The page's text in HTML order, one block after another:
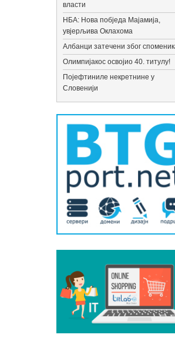
власти
НБА: Нова побједа Мајамија,
увјерљива Оклахома
Албанци затечени због
Олимпијакос освојио 40. титулу!
Појефтиниле некретнине у
Словенији